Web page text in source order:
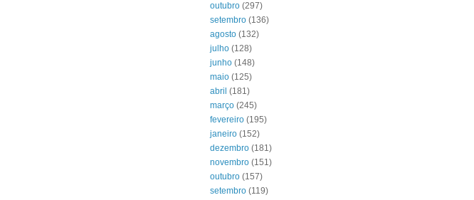
outubro (297)
setembro (136)
agosto (132)
julho (128)
junho (148)
maio (125)
abril (181)
março (245)
fevereiro (195)
janeiro (152)
dezembro (181)
novembro (151)
outubro (157)
setembro (119)